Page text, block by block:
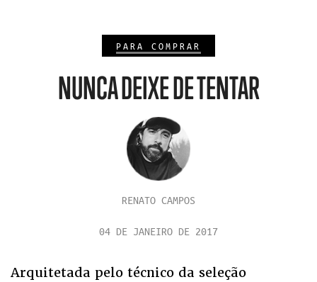
PARA COMPRAR
NUNCA DEIXE DE TENTAR
RENATO CAMPOS
04 DE JANEIRO DE 2017
Arquitetada pelo técnico da seleção